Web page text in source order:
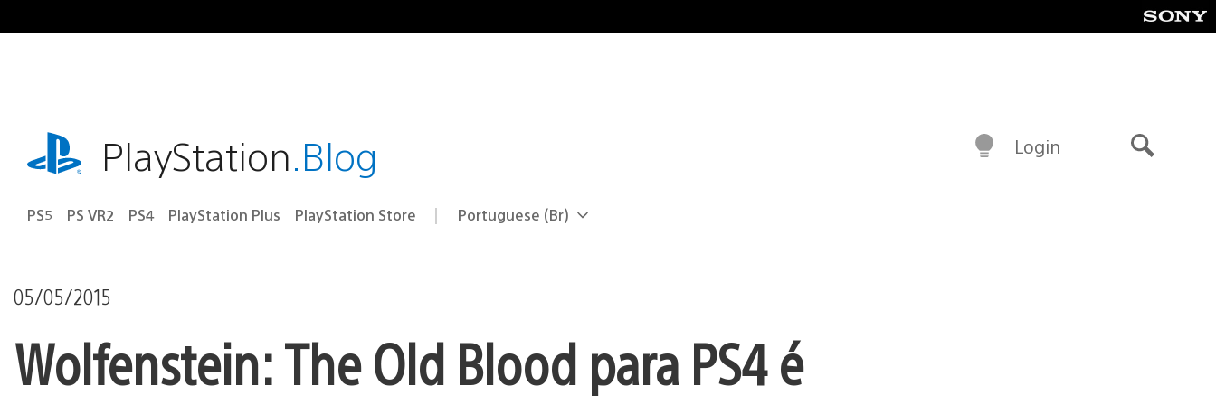
para
playstation.comPlayStation.Blog
PS5 PS VR2 PS4 PlayStation Plus PlayStation Store Selecione
Região
Portuguese (Br)
Login
05/05/2015
Wolfenstein: The Old Blood para PS4 é